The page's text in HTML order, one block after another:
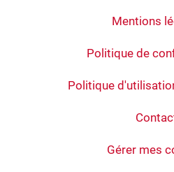
Mentions
Politique de
Politique
Gérer mes